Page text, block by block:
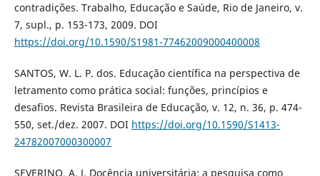
contradições. Trabalho, Educação e Saúde, Rio de Janeiro, v.
7, supl., p. 153-173, 2009. DOI
https://doi.org/10.1590/S1981-77462009000400008
SANTOS, W. L. P. dos. Educação científica na perspectiva de
letramento como prática social: funções, princípios e
desafios. Revista Brasileira de Educação, v. 12, n. 36, p. 474-
550, set./dez. 2007. DOI https://doi.org/10.1590/S1413-
24782007000300007
SEVERINO, A. J. Docência universitária: a pesquisa como